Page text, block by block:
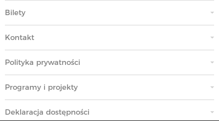
Bilety
Kontakt
Polityka prywatności
Programy i projekty
Deklaracja dostępności